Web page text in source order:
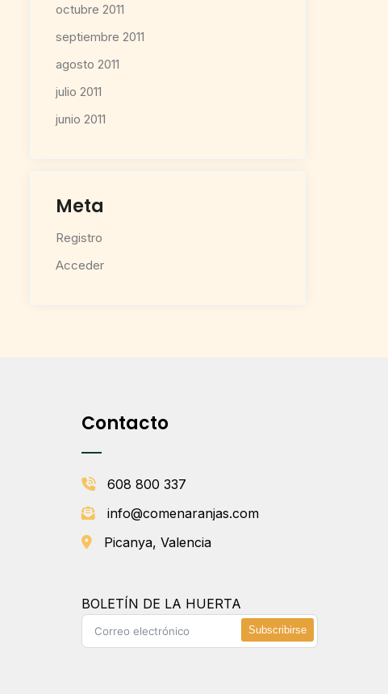
octubre 2011
septiembre 2011
agosto 2011
julio 2011
junio 2011
Meta
Registro
Acceder
Contacto
608 800 337
info@comenaranjas.com
Picanya, Valencia
BOLETÍN DE LA HUERTA
Subscribirse